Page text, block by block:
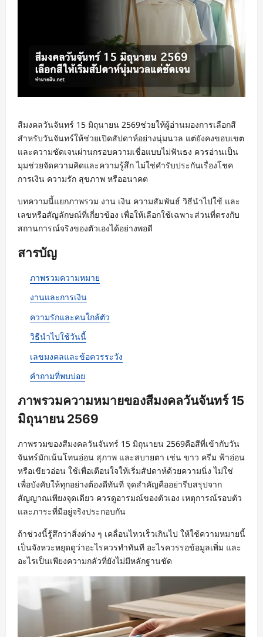
สีมงคลวันจันทร์ 15 มิถุนายน 2569ช่วยให้ผู้อ่านมองการเลือกสี
สำหรับวันจันทร์ให้ช่วยเปิดสัปดาห์อย่างนุ่มนวล แต่ยังคงขอบเขต
และความชัดเจนผ่านกรอบความเชื่อแบบไม่ฟันธง ควรอ่านเป็น
มุมช่วยจัดความคิดและความรู้สึก ไม่ใช่คำรับประกันเรื่องโชค
การเงิน ความรัก สุขภาพ หรืออนาคต
บทความนี้แยกภาพรวม งาน เงิน ความสัมพันธ์ วิธีนำไปใช้ และ
เลขหรือสัญลักษณ์ที่เกี่ยวข้อง เพื่อให้เลือกใช้เฉพาะส่วนที่ตรงกับ
สถานการณ์จริงของตัวเองได้อย่างพอดี
สารบัญ
ภาพรวมความหมาย
งานและการเงิน
ความรักและคนใกล้ตัว
วิธีนำไปใช้วันนี้
เลขมงคลและข้อควรระวัง
คำถามที่พบบ่อย
ภาพรวมความหมายของสีมงคลวันจันทร์ 15
มิถุนายน 2569
ภาพรวมของสีมงคลวันจันทร์ 15 มิถุนายน 2569คือสีที่เข้ากับวัน
จันทร์มักเน้นโทนอ่อน สุภาพ และสบายตา เช่น ขาว ครีม ฟ้าอ่อน
หรือเขียวอ่อน ใช้เพื่อเตือนใจให้เริ่มสัปดาห์ด้วยความนิ่ง ไม่ใช่
เพื่อบังคับให้ทุกอย่างต้องดีทันที จุดสำคัญคืออย่ารีบสรุปจาก
สัญญาณเพียงจุดเดียว ควรดูอารมณ์ของตัวเอง เหตุการณ์รอบตัว
และภาระที่มีอยู่จริงประกอบกัน
ถ้าช่วงนี้รู้สึกว่าสิ่งต่าง ๆ เคลื่อนไหวเร็วเกินไป ให้ใช้ความหมายนี้
เป็นจังหวะหยุดดูว่าอะไรควรทำทันที อะไรควรรอข้อมูลเพิ่ม และ
อะไรเป็นเพียงความกลัวที่ยังไม่มีหลักฐานชัด